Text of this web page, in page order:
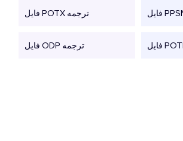
ترجمه POTX فایل
ترجمه ODP فایل